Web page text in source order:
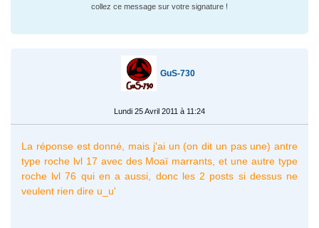
collez ce message sur votre signature !
GuS-730
Lundi 25 Avril 2011 à 11:24
La réponse est donné, mais j'ai un (on dit un pas une) antre
type roche lvl 17 avec des Moaï marrants, et une autre type
roche lvl 76 qui en a aussi, donc les 2 posts si dessus ne
veulent rien dire u_u'